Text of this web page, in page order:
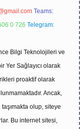
Teams:
0 726 Telegram:
Bilgi Teknolojileri ve
Yer Sağlayıcı olarak
proaktif olarak
Ancak,
olup, siteye
Bu internet sitesi,